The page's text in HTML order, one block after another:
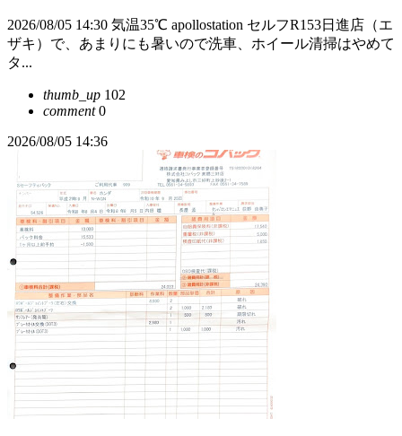
2026/08/05 14:30 気温35℃ apollostation セルフR153日進店（エ
ザキ）で、あまりにも暑いので洗車、ホイール清掃はやめて
タ...
thumb_up 102
comment0
2026/08/05 14:36